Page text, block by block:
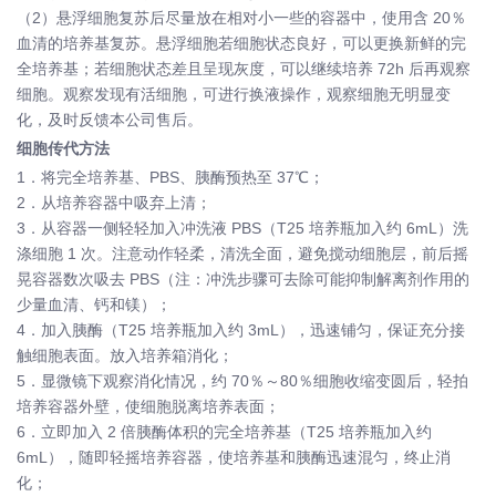
（2）悬浮细胞复苏后尽量放在相对小一些的容器中，使用含 20％
血清的培养基复苏。悬浮细胞若细胞状态良好，可以更换新鲜的完
全培养基；若细胞状态差且呈现灰度，可以继续培养 72h 后再观察
细胞。观察发现有活细胞，可进行换液操作，观察细胞无明显变
化，及时反馈本公司售后。
细胞传代方法
1．将完全培养基、PBS、胰酶预热至 37℃；
2．从培养容器中吸弃上清；
3．从容器一侧轻轻加入冲洗液 PBS（T25 培养瓶加入约 6mL）洗
涤细胞 1 次。注意动作轻柔，清洗全面，避免搅动细胞层，前后摇
晃容器数次吸去 PBS（注：冲洗步骤可去除可能抑制解离剂作用的
少量血清、钙和镁）；
4．加入胰酶（T25 培养瓶加入约 3mL），迅速铺匀，保证充分接
触细胞表面。放入培养箱消化；
5．显微镜下观察消化情况，约 70％～80％细胞收缩变圆后，轻拍
培养容器外壁，使细胞脱离培养表面；
6．立即加入 2 倍胰酶体积的完全培养基（T25 培养瓶加入约
6mL），随即轻摇培养容器，使培养基和胰酶迅速混匀，终止消
化；